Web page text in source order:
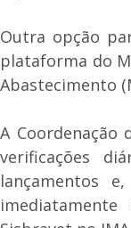
Outra opção
plataforma do
Abastecimento
A Coordenação
verificações
lançamentos